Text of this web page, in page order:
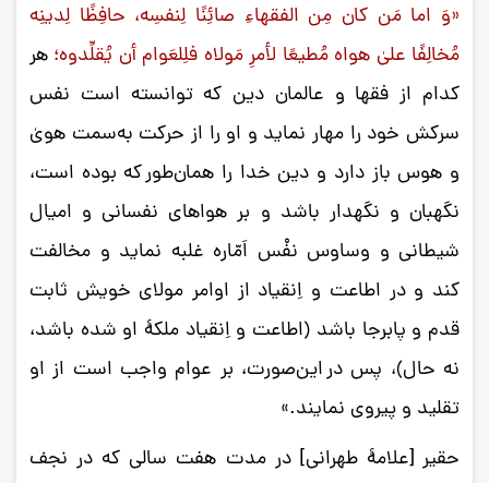
«وَ اما مَن کان مِن الفقهاءِ صائِنًا لِنفسِه، حافِظًا لِدینِه
مُخالِفًا علیٰ هواه مُطیعًا لأمرِ مَولاه فلِلعَوام أن یُقلِّدوه؛ هر
کدام از فقها و عالمان دین که توانسته است نفس
سرکش خود را مهار نماید و او را از حرکت به‌سمت هویٰ
و هوس باز دارد و دین خدا را همان‌طور که بوده است،
نگهبان و نگهدار باشد و بر هواهای نفسانی و امیال
شیطانی و وساوس نفْس اَمّاره غلبه نماید و مخالفت
کند و در اطاعت و اِنقیاد از اوامر مولای خویش ثابت
قدم و پابرجا باشد (اطاعت و اِنقیاد ملکۀ او شده باشد،
نه حال)، پس در این‌صورت، بر عوام واجب است از او
تقلید و پیروی نمایند.»
حقیر [علامۀ طهرانی] در مدت هفت سالی که در نجف